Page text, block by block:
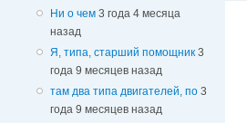
Ни о чем 3 года 4 месяца
назад
Я, типа, старший помощник 3
года 9 месяцев назад
там два типа двигателей, по 3
года 9 месяцев назад